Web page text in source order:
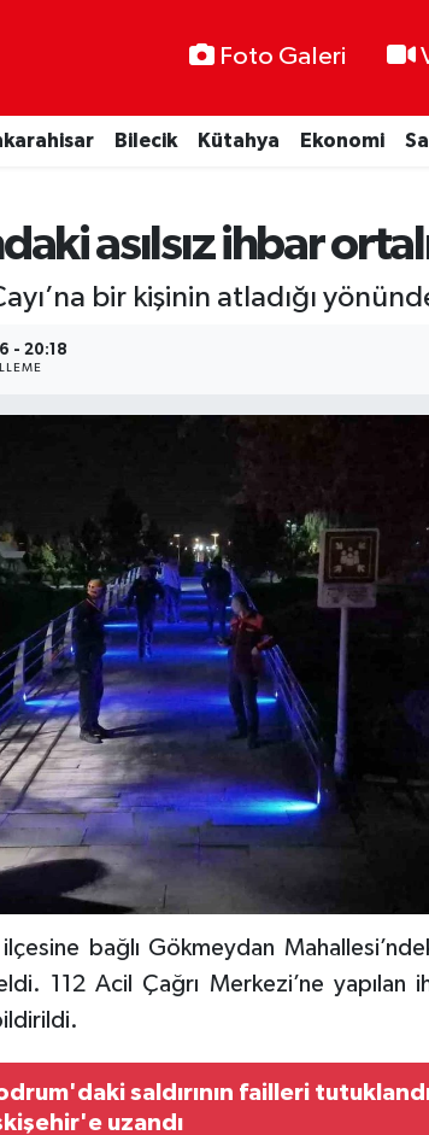
Foto Galeri
Bilecik Kütahya Ekonomi
asılsız ihbar
bir kişinin atladığı
- 20:18
bağlı Gökmeydan
112 Acil Çağrı Merkezi’ne yapılan
saldırının failleri
uzandı